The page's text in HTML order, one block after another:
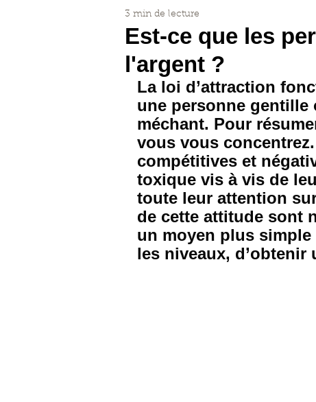
Est-ce que les
l'argent ?
3 min de lecture
La loi d’attraction
une personne gentille
méchant. Pour
vous vous
compétitives et
toxique vis à vis de
toute leur attention
de cette attitude sont
un moyen plus
les niveaux,